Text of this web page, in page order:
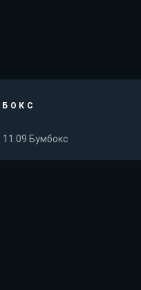
11.09 Бумбокс